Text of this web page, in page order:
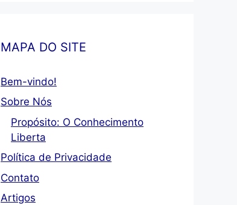
MAPA DO SITE
Bem-vindo!
Sobre Nós
Propósito: O Conhecimento
Liberta
Política de Privacidade
Contato
Artigos